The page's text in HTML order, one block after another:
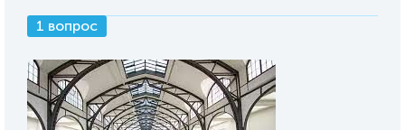
1 вопрос